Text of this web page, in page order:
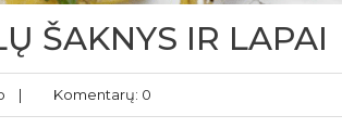
ŠAKNYS IR LAPAI
| Komentarų: 0